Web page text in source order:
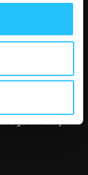
när Hyrox formar
en frukost